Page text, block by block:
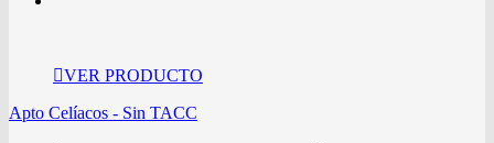
VER PRODUCTO
Apto Celíacos - Sin TACC